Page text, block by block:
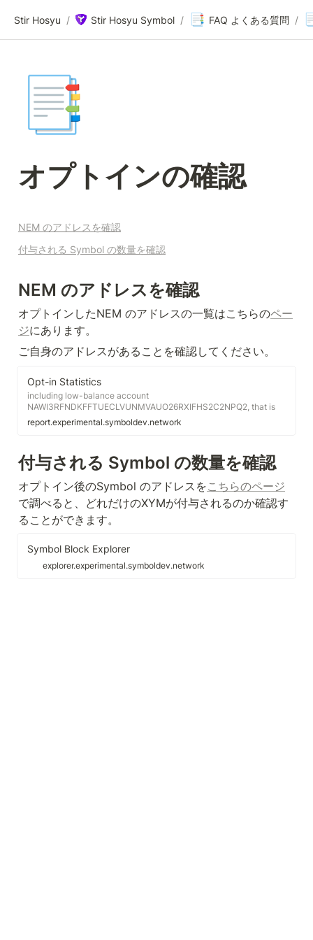
Stir Hosyu / Stir Hosyu Symbol / 📑 FAQ よくある質問 /
📑
オプトインの確認
NEM のアドレスを確認
付与される Symbol の数量を確認
NEM のアドレスを確認
オプトインしたNEM のアドレスの一覧はこちらのペー
ジにあります。
ご自身のアドレスがあることを確認してください。
Opt-in Statistics
including low-balance account
NAWI3RFNDKFFTUECLVUNMVAUO26RXIFHS2C2NPQ2, that is
cosignatory, balance 0.0 including low-balance account
NAIFYWUEG5LVTEFATSP4SKGMPWISQ6CUE6ULU3KK, that is
NBFFR2F27OB5RQNPTAODIEHOVBPT6H5DJVMNPTIU, that is
cosignatory, balance 0.0 including low-balance account
NCYNLTUCTOUFAB5BXOVWS635UED3EOEXGRJIRJFJ, that is
cosignatory, balance 1.1 including low-balance account
NCNRDXWV2FABYG3XYXGHFFTQ55FOUU22PRMLRZ3D, that is
cosignatory, balance 1.1 including low-balance account
NB5RTAZ65HFFVDNAMK6TDZA55KZXHSYIOWGQB2N2, that
report.experimental.symboldev.network
付与される Symbol の数量を確認
オプトイン後のSymbol のアドレスをこちらのページ
で調べると、どれだけのXYMが付与されるのか確認す
ることができます。
Symbol Block Explorer
explorer.experimental.symboldev.network